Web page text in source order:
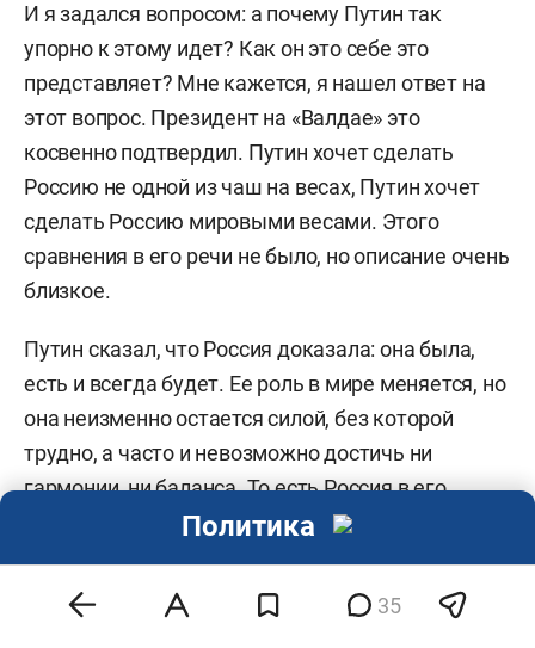
И я задался вопросом: а почему Путин так
упорно к этому идет? Как он это себе это
представляет? Мне кажется, я нашел ответ на
этот вопрос. Президент на «Валдае» это
косвенно подтвердил. Путин хочет сделать
Россию не одной из чаш на весах, Путин хочет
сделать Россию мировыми весами. Этого
сравнения в его речи не было, но описание очень
близкое.
Путин сказал, что Россия доказала: она была,
есть и всегда будет. Ее роль в мире меняется, но
она неизменно остается силой, без которой
трудно, а часто и невозможно достичь ни
гармонии, ни баланса. То есть Россия в его
понимании — это ключевой уравновешивающий
по гороскопу? Именно Весы.
35
Политика